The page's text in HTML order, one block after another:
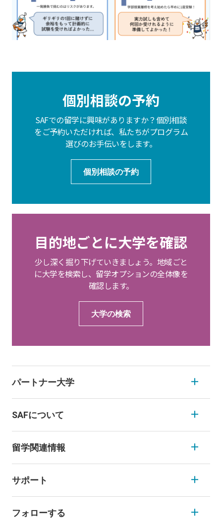
個別相談の予約
SAFでの留学に興味がありますか？個別相談
をご予約いただければ、私たちがプログラム
選びのお手伝いをします。
個別相談の予約
目的地ごとに大学を確認
少し深く掘り下げていきましょう。地域ごと
に大学を検索し、留学オプションの全体像を
確認します。
大学の検索
パートナー大学
SAFについて
留学関連情報
サポート
フォローする